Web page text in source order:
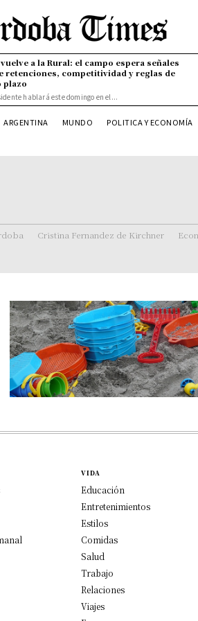
a la Rural: el campo espera señales
retenciones, competitividad y reglas de
plazo
hablará este domingo en el...
ARGENTINA MUNDO POLITICA Y ECONOMÍA
Cristina Fernandez de Kirchner
VIDA
Educación
Entretenimientos
Estilos
Comidas
Salud
Trabajo
Relaciones
Viajes